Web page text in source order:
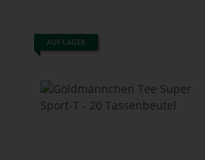
AUF LAGER